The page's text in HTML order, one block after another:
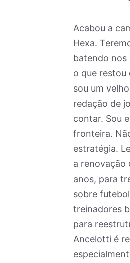
Acabou a
Hexa.
batendo nos
o que
sou um
redação de
contar. Sou
fronteira.
estratégia.
a renovação
anos, para
sobre
treinadores
para
Ancelotti é